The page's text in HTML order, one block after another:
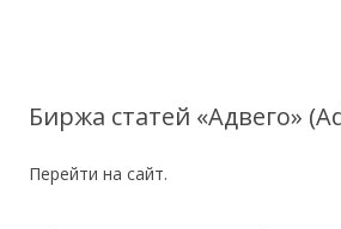
Биржа статей «Адвего»
Перейти на сайт.